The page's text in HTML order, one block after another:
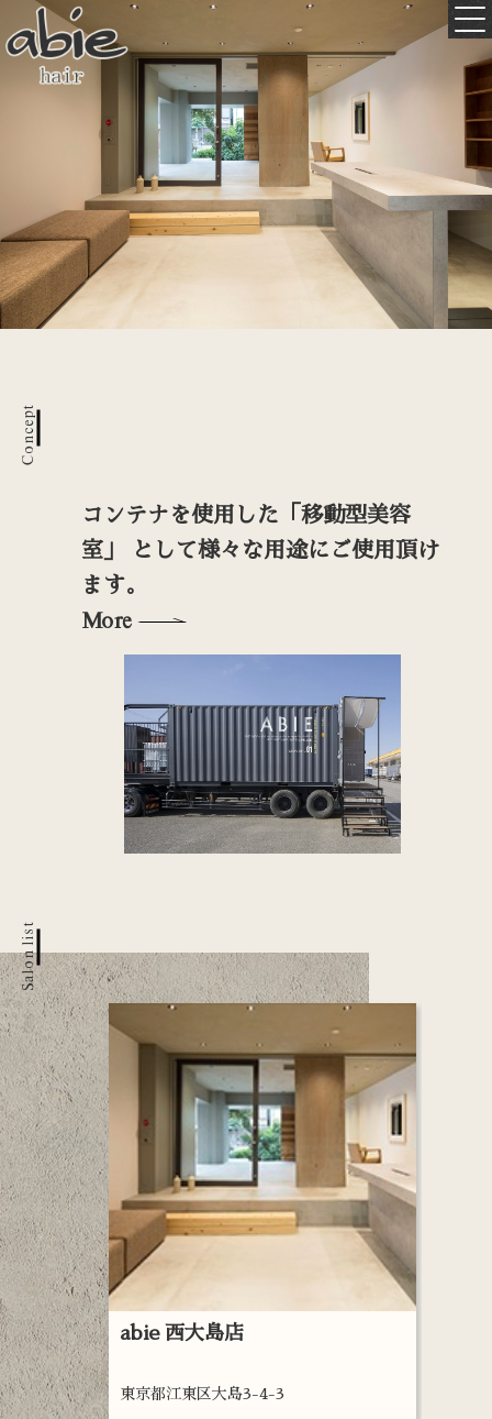
Concept
コンテナを使用した「移動型美容
室」 として様々な用途にご使用頂け
ます。
More
Salon list
ン abie 西大島店
東京都江東区大島3-4-3